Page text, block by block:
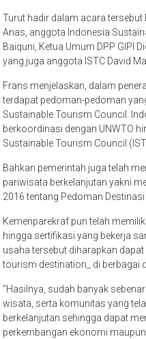
Turut hadir dalam acara
Anas, anggota Indonesia
Baiquni, Ketua Umum DPP GIPI
yang juga anggota ISTC David
Frans menjelaskan, dalam
terdapat pedoman-pedoman
Sustainable Tourism Council.
berkoordinasi dengan UNWTO
Sustainable Tourism Council
Bahkan pemerintah juga telah
pariwisata berkelanjutan yakni
2016 tentang Pedoman
Kemenparekraf pun telah
hingga sertifikasi yang bekerja
usaha tersebut diharapkan
tourism destination_ di berbagai
“Hasilnya, sudah banyak
wisata, serta komunitas yang
berkelanjutan sehingga dapat
perkembangan ekonomi